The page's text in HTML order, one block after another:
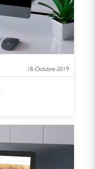
18-Octubre-2019